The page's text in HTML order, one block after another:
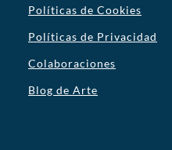
Políticas de Cookies
Políticas de Privacidad
Colaboraciones
Blog de Arte